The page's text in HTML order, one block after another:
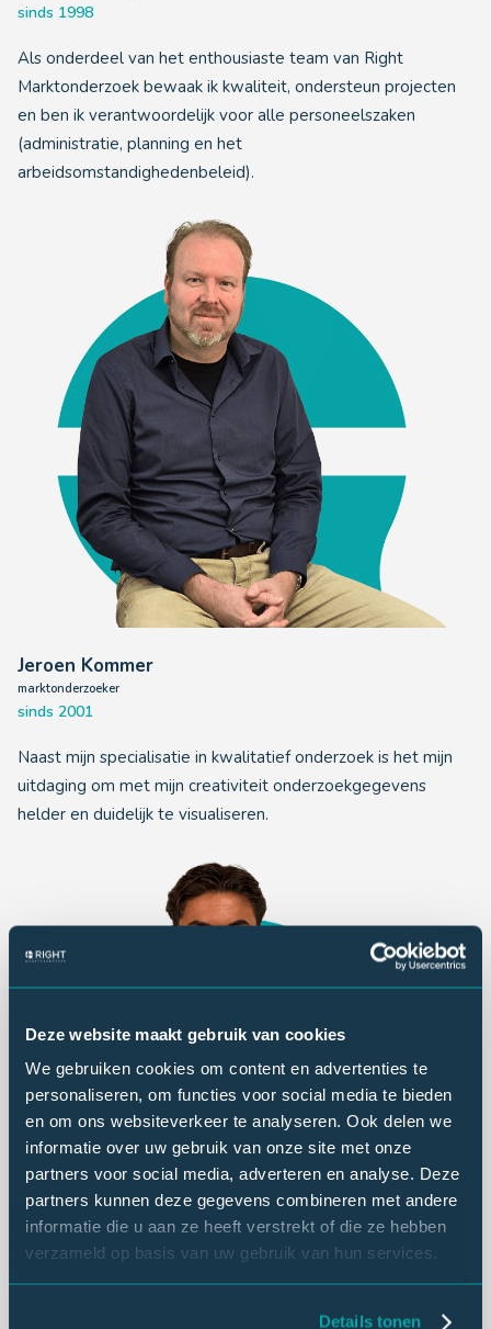
Deze website maakt gebruik van cookies
We gebruiken cookies om content en advertenties te
personaliseren, om functies voor social media te bieden
en om ons websiteverkeer te analyseren. Ook delen we
informatie over uw gebruik van onze site met onze
partners voor social media, adverteren en analyse. Deze
partners kunnen deze gegevens combineren met andere
informatie die u aan ze heeft verstrekt of die ze hebben
verzameld op basis van uw gebruik van hun services.
Details tonen
sinds 1998
Als onderdeel van het enthousiaste team van Right
Marktonderzoek bewaak ik kwaliteit, ondersteun projecten
en ben ik verantwoordelijk voor alle personeelszaken
(administratie, planning en het
arbeidsomstandighedenbeleid).
Jeroen Kommer
marktonderzoeker
sinds 2001
Naast mijn specialisatie in kwalitatief onderzoek is het mijn
uitdaging om met mijn creativiteit onderzoekgegevens
helder en duidelijk te visualiseren.